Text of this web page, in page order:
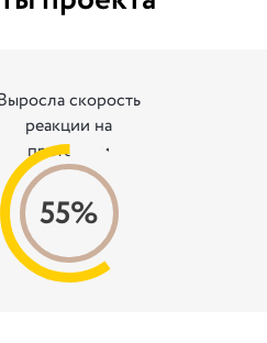
скорость
реакции на
претензии
55%